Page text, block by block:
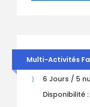
Multi-Activités
Multi-
6 Jours / 5
Disponibilité :